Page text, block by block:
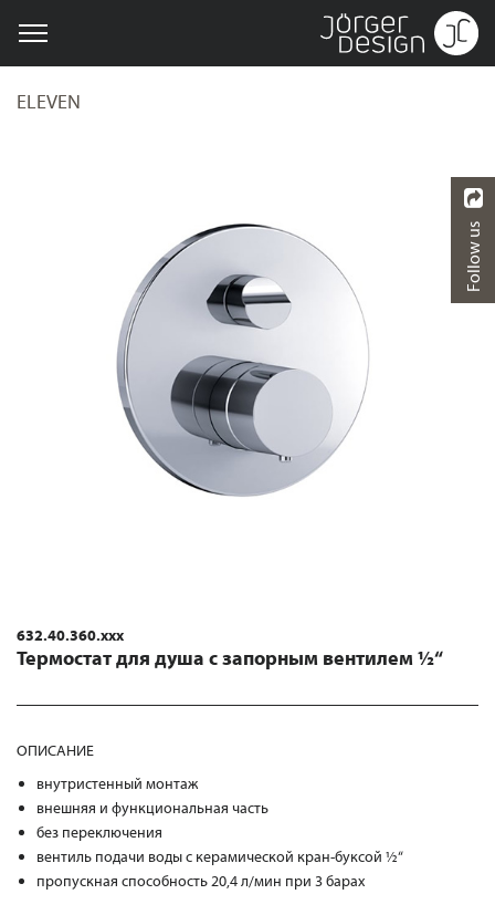
ELEVEN
632.40.360.xxx
Термостат для душа с запорным вентилем ½“
ОПИСАНИЕ
внутристенный монтаж
внешняя и функциональная часть
без переключения
вентиль подачи воды с керамической кран-буксой ½“
пропускная способность 20,4 л/мин при 3 барах
Follow us